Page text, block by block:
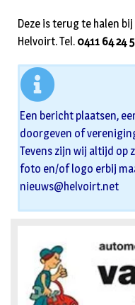
Deze is terug te halen
Helvoirt. Tel. 0411 64 24
Een bericht plaatsen,
doorgeven of
Tevens zijn wij altijd op
foto en/of logo erbij
nieuws@helvoirt.net